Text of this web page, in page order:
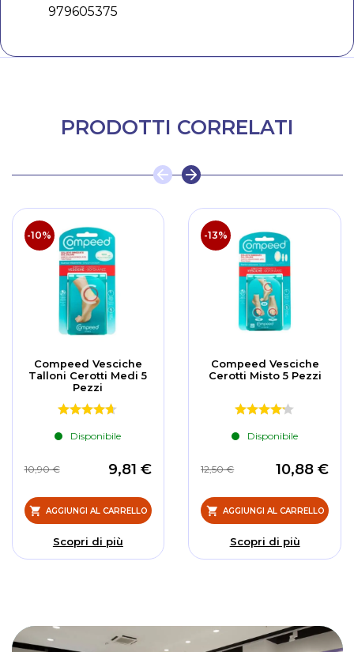
979605375
PRODOTTI CORRELATI
-10%
Compeed Vesciche
Talloni Cerotti Medi 5
Pezzi
Disponibile
9,81 €
10,90 €
AGGIUNGI AL CARRELLO
Scopri di più
-13%
Compeed Vesciche
Cerotti Misto 5 Pezzi
Disponibile
10,88 €
12,50 €
AGGIUNGI AL CARRELLO
Scopri di più